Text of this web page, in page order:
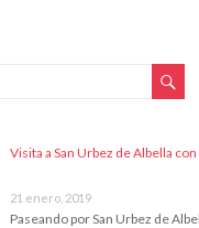
Visita a San Urbez de Albella
21 enero, 2019
Paseando por San Urbez de